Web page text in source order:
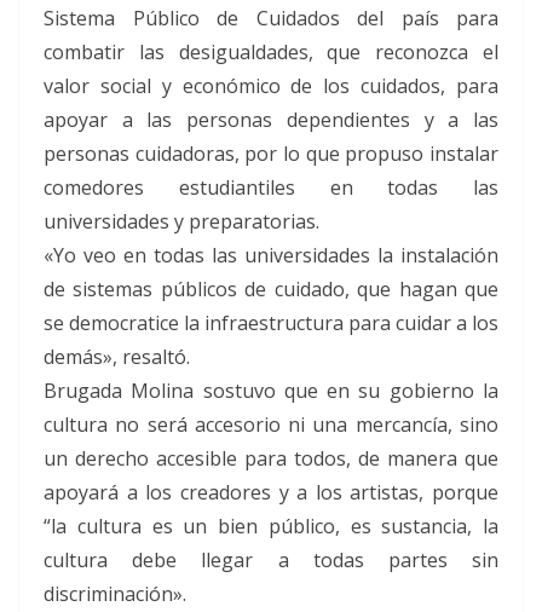
Sistema Público de Cuidados del país para
combatir las desigualdades, que reconozca el
valor social y económico de los cuidados, para
apoyar a las personas dependientes y a las
personas cuidadoras, por lo que propuso instalar
comedores estudiantiles en todas las
universidades y preparatorias.
«Yo veo en todas las universidades la instalación
de sistemas públicos de cuidado, que hagan que
se democratice la infraestructura para cuidar a los
demás», resaltó.
Brugada Molina sostuvo que en su gobierno la
cultura no será accesorio ni una mercancía, sino
un derecho accesible para todos, de manera que
apoyará a los creadores y a los artistas, porque
“la cultura es un bien público, es sustancia, la
cultura debe llegar a todas partes sin
discriminación».